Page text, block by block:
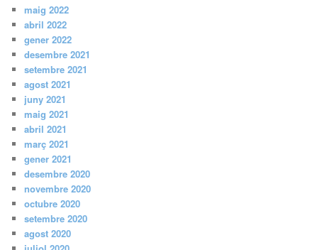
maig 2022
abril 2022
gener 2022
desembre 2021
setembre 2021
agost 2021
juny 2021
maig 2021
abril 2021
març 2021
gener 2021
desembre 2020
novembre 2020
octubre 2020
setembre 2020
agost 2020